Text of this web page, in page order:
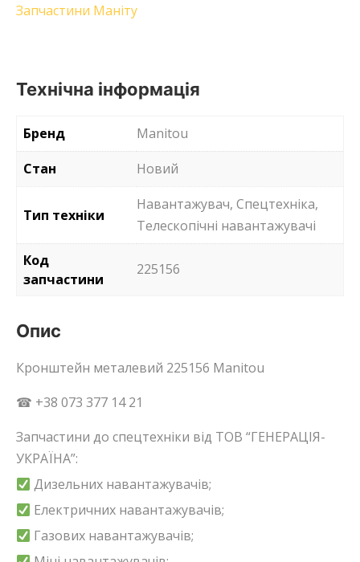
Запчастини Маніту
Технічна інформація
Бренд
Manitou
Стан
Новий
Тип техніки
Навантажувач, Спецтехніка,
Телескопічні навантажувачі
Код
запчастини
225156
Опис
Кронштейн металевий 225156 Manitou
☎ +38 073 377 14 21
Запчастини до спецтехніки від ТОВ “ГЕНЕРАЦІЯ-
УКРАЇНА”:
Дизельних навантажувачів;
Електричних навантажувачів;
Газових навантажувачів;